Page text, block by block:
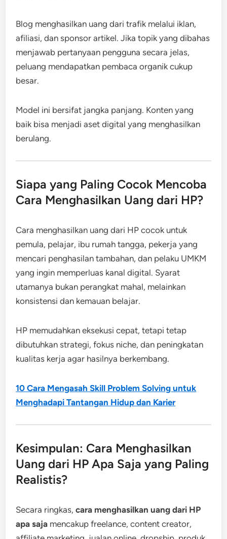
Blog menghasilkan uang dari trafik melalui iklan,
afiliasi, dan sponsor artikel. Jika topik yang dibahas
menjawab pertanyaan pengguna secara jelas,
peluang mendapatkan pembaca organik cukup
besar.
Model ini bersifat jangka panjang. Konten yang
baik bisa menjadi aset digital yang menghasilkan
berulang.
Siapa yang Paling Cocok Mencoba
Cara Menghasilkan Uang dari HP?
Cara menghasilkan uang dari HP cocok untuk
pemula, pelajar, ibu rumah tangga, pekerja yang
mencari penghasilan tambahan, dan pelaku UMKM
yang ingin memperluas kanal digital. Syarat
utamanya bukan perangkat mahal, melainkan
konsistensi dan kemauan belajar.
HP memudahkan eksekusi cepat, tetapi tetap
dibutuhkan strategi, fokus niche, dan peningkatan
kualitas kerja agar hasilnya berkembang.
10 Cara Mengasah Skill Problem Solving untuk
Menghadapi Tantangan Hidup dan Karier
Kesimpulan: Cara Menghasilkan
Uang dari HP Apa Saja yang Paling
Realistis?
Secara ringkas,cara menghasilkan uang dari HP
apa saja mencakup freelance, content creator,